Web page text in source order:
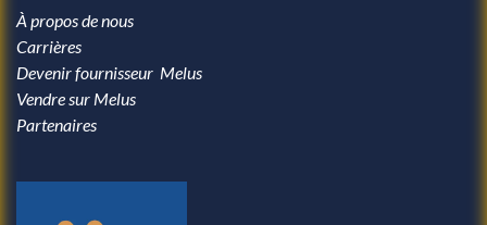
À propos de nous
Carrières
Devenir fournisseur Melus
Vendre sur Melus
Partenaires